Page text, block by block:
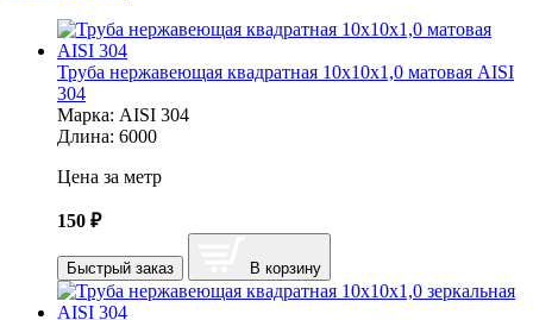
Труба нержавеющая квадратная 10х10х1,0 матовая AISI
304
Марка: AISI 304
Длина: 6000
Цена за метр
150 ₽
Быстрый заказ В корзину